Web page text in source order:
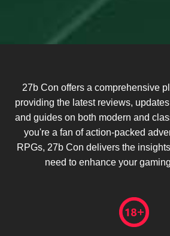
27b Con offers a comprehensive
providing the latest reviews,
and guides on both modern and
you're a fan of action-packed
RPGs, 27b Con delivers the
need to enhance your